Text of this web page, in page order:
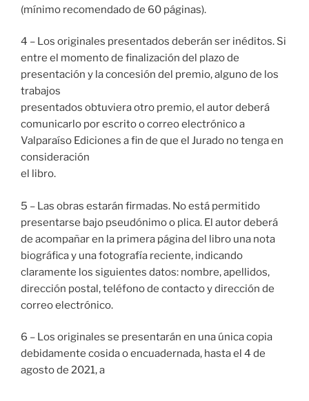
(mínimo recomendado de 60 páginas).
4 – Los originales presentados deberán ser inéditos. Si
entre el momento de finalización del plazo de
presentación y la concesión del premio, alguno de los
trabajos
presentados obtuviera otro premio, el autor deberá
comunicarlo por escrito o correo electrónico a
Valparaíso Ediciones a fin de que el Jurado no tenga en
consideración
el libro.
5 – Las obras estarán firmadas. No está permitido
presentarse bajo pseudónimo o plica. El autor deberá
de acompañar en la primera página del libro una nota
biográfica y una fotografía reciente, indicando
claramente los siguientes datos: nombre, apellidos,
dirección postal, teléfono de contacto y dirección de
correo electrónico.
6 – Los originales se presentarán en una única copia
debidamente cosida o encuadernada, hasta el 4 de
agosto de 2021, a